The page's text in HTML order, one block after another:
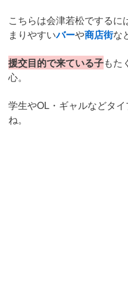
こちらは会津若松でする
まりやすいバーや商店街な
援交目的で来ている子もた
心。
学生やOL・ギャルなどタ
ね。